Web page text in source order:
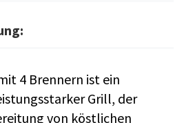
4 Brennern ist ein
Grill, der
von köstlichen